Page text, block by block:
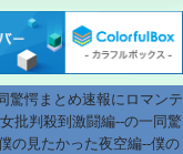
驚愕まとめ速報にロマンテ
批判殺到激闘編--の一同驚
の見たかった夜空編--僕の